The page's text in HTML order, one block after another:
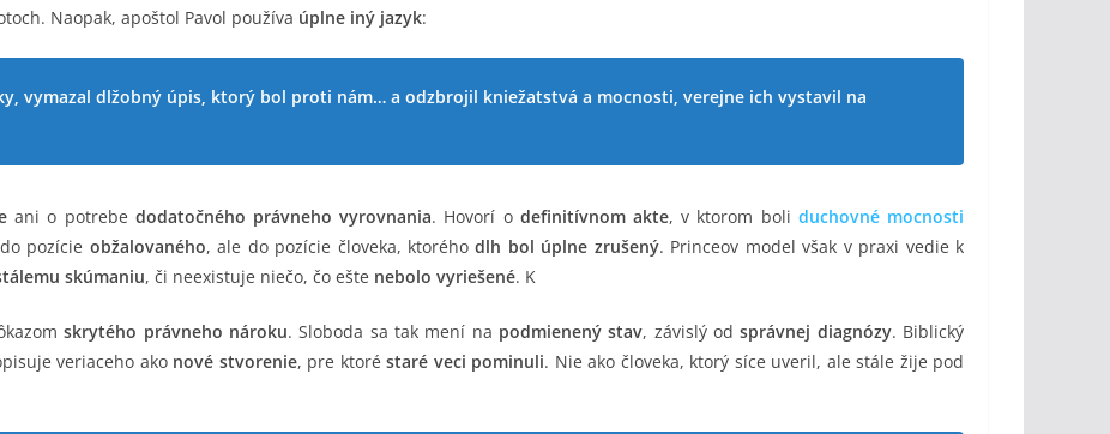
Naopak, apoštol Pavol používa úplne iný jazyk:
vymazal dlžobný úpis, ktorý bol proti nám… a odzbrojil kniežatstvá a mocnosti, verejne ich vystavil na
ani o potrebe dodatočného právneho vyrovnania. Hovorí o definitívnom akte, v ktorom boli duchovné mocnosti
pozície obžalovaného, ale do pozície človeka, ktoréhodlh bol úplne zrušený. Princeov model však v praxi vedie k
skúmaniu, či neexistuje niečo, čo ešte nebolo vyriešené. K
skrytého právneho nároku. Sloboda sa tak mení na podmienený stav, závislý odsprávnej diagnózy. Biblický
veriaceho ako nové stvorenie, pre ktoré staré veci pominuli. Nie ako človeka, ktorý síce uveril, ale stále žije pod